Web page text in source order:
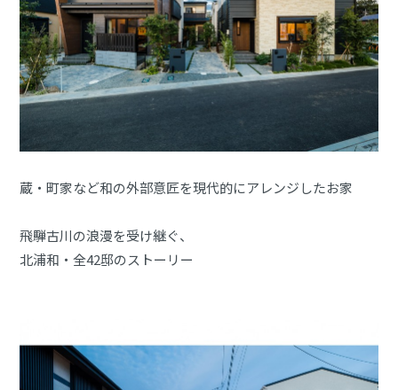
蔵・町家など和の外部意匠を現代的にアレンジしたお家
飛騨古川の浪漫を受け継ぐ、
北浦和・全42邸のストーリー